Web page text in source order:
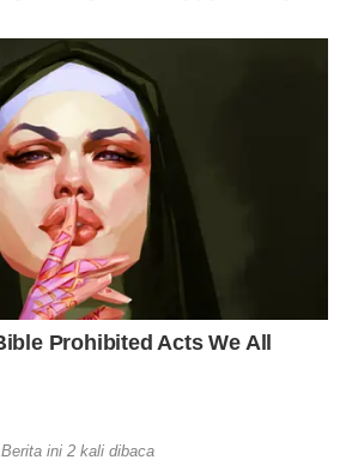
Berita ini 2 kali dibaca